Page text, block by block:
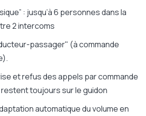
: jusqu’à 6 personnes dans la
2 intercoms
passager" (à commande
et refus des appels par commande
toujours sur le guidon
automatique du volume en